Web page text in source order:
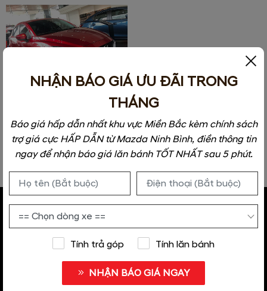
New Mazda 2 1.5 Sport
Premium (E5)
544,000,000 đ
Nhận khuyến mãi
Showroom:Số 63 Lê Đại Hành, Phường Thanh Bình,
NHẬN BÁO GIÁ ƯU ĐÃI TRONG
THÁNG
Báo giá hấp dẫn nhất khu vực Miền Bắc kèm chính sách
trợ giá cực HẤP DẪN từ Mazda Ninh Bình, điền thông tin
ngay để nhận báo giá lăn bánh TỐT NHẤT sau 5 phút.
Tính trả góp Tính lăn bánh
NHẬN BÁO GIÁ NGAY